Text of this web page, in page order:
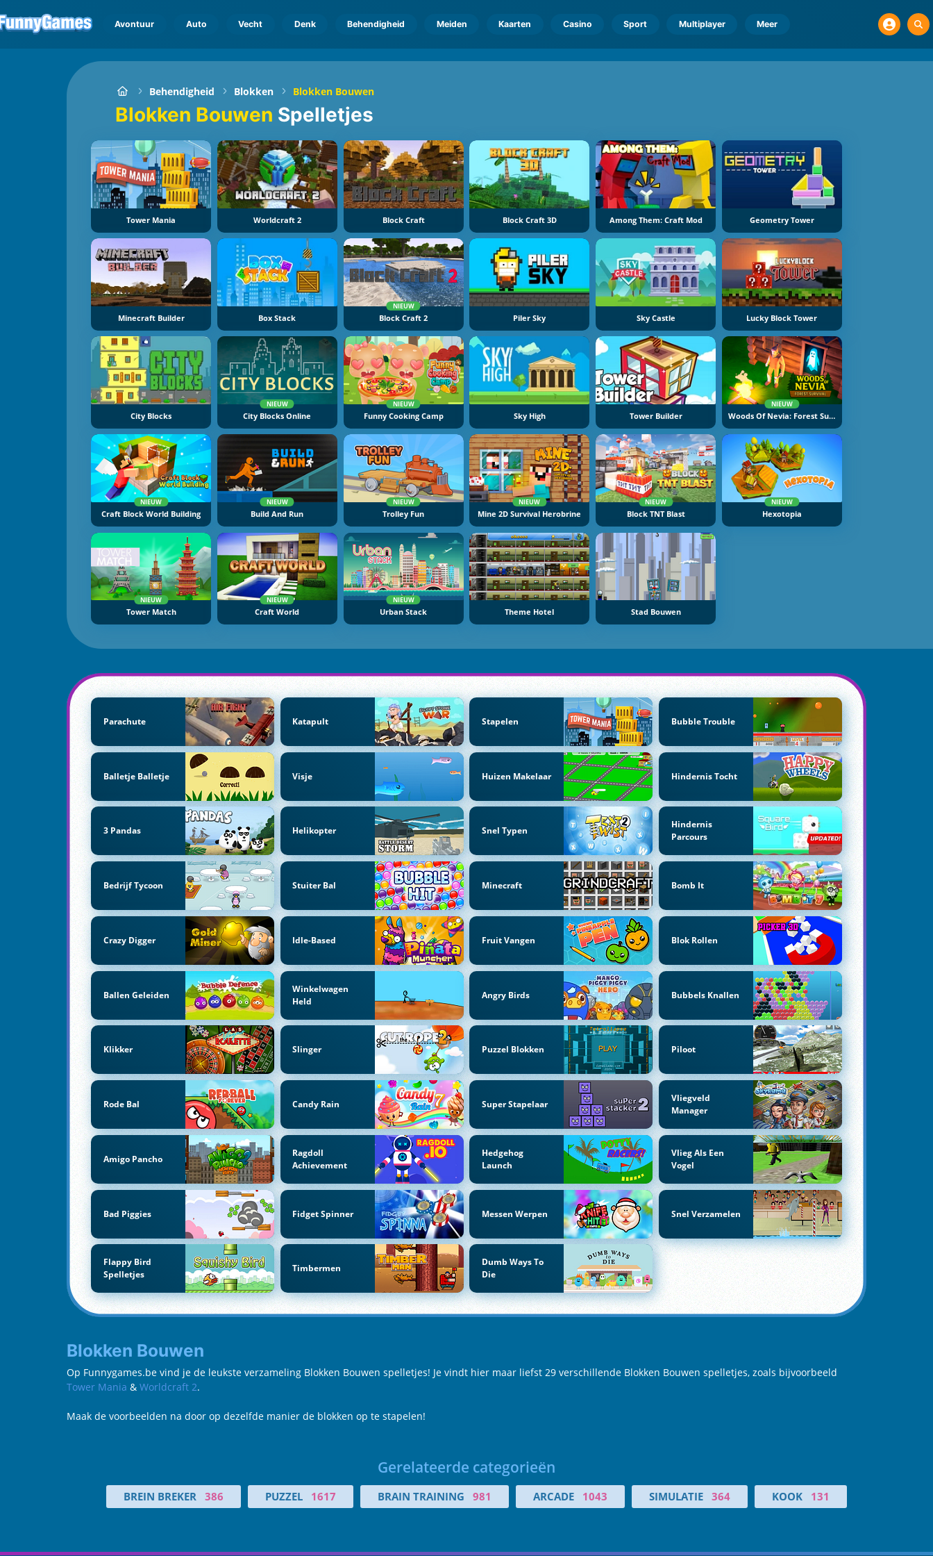
Avontuur Auto Vecht Denk Behendigheid Meiden Kaarten Casino Sport Multiplayer Meer
Behendigheid Blokken Blokken Bouwen
Blokken Bouwen Spelletjes
Tower Mania Worldcraft 2 Block Craft Block Craft 3D Among Them: Craft Mod Geometry Tower
Minecraft Builder Box Stack
NIEUW
Block Craft 2 Piler Sky Sky Castle Lucky Block Tower
City Blocks
NIEUW
City Blocks Online
NIEUW
Funny Cooking Camp Sky High Tower Builder
NIEUW
Woods Of Nevia: Forest Survival
NIEUW
Craft Block World Building
NIEUW
Build And Run
NIEUW
Trolley Fun
NIEUW
Mine 2D Survival Herobrine
NIEUW
Block TNT Blast
NIEUW
Hexotopia
NIEUW
Tower Match
NIEUW
Craft World
NIEUW
Urban Stack Theme Hotel Stad Bouwen
Parachute Katapult Stapelen Bubble Trouble
Balletje Balletje Visje Huizen Makelaar Hindernis Tocht
3 Pandas Helikopter Snel Typen
Hindernis
Parcours
Bedrijf Tycoon Stuiter Bal Minecraft Bomb It
Crazy Digger Idle-Based Fruit Vangen Blok Rollen
Ballen Geleiden
Winkelwagen
Held
Angry Birds Bubbels Knallen
Klikker Slinger Puzzel Blokken Piloot
Rode Bal Candy Rain Super Stapelaar
Vliegveld
Manager
Amigo Pancho
Ragdoll
Achievement
Hedgehog
Launch
Vlieg Als Een
Vogel
Bad Piggies Fidget Spinner Messen Werpen Snel Verzamelen
Flappy Bird
Spelletjes
Timbermen
Dumb Ways To
Die
Blokken Bouwen
Op Funnygames.be vind je de leukste verzameling Blokken Bouwen spelletjes! Je vindt hier maar liefst 29 verschillende Blokken Bouwen spelletjes, zoals bijvoorbeeld
Tower Mania & Worldcraft 2.
Maak de voorbeelden na door op dezelfde manier de blokken op te stapelen!
Gerelateerde categorieën
BREIN BREKER 386 PUZZEL 1617 BRAIN TRAINING 981 ARCADE 1043 SIMULATIE 364 KOOK 131